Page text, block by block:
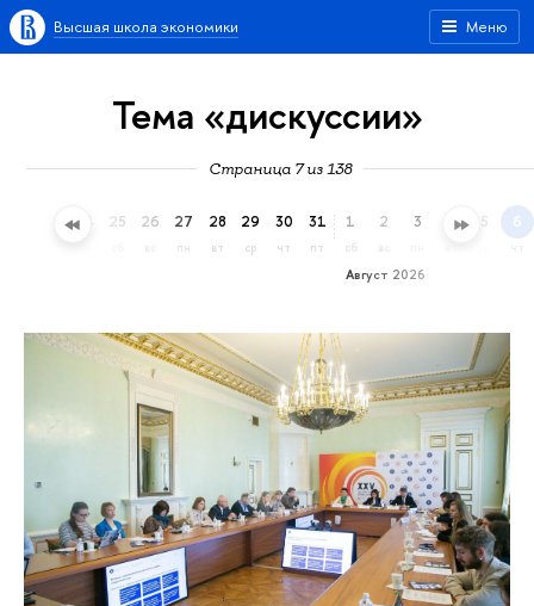
Меню
Высшая школа экономики
Тема «дискуссии»
Страница 7 из 138
24 25 26 27
пн
28
вт
29
ср
30
чт
31
пт
Август 2026
1
сб
2 3 4 5 6
чт